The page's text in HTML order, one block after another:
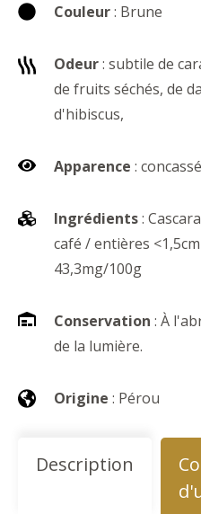
Couleur: Brune
Odeur: subtile de
de fruits séchés, de
d'hibiscus,
Apparence :
Ingrédients:
café / entières
43,3mg/100g
Conservation : À
de la lumière.
Origine : Pérou
Description